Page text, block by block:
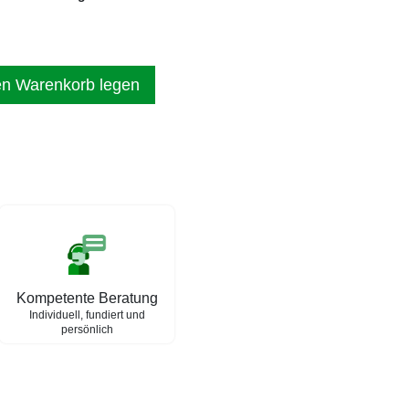
Warenkorb legen
Kompetente Beratung
Individuell, fundiert und
persönlich